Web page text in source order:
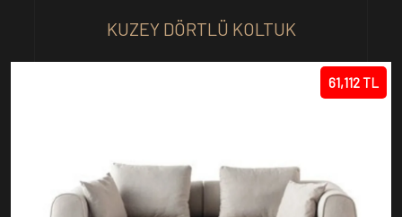
KUZEY DÖRTLÜ KOLTUK
61,112 TL